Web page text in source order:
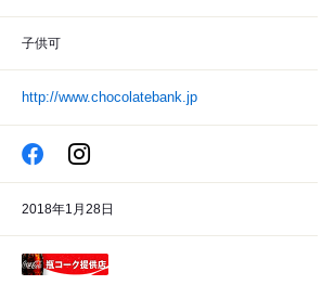
子供可
http://www.chocolatebank.jp
2018年1月28日